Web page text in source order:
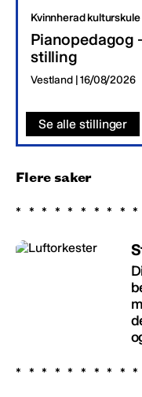
Kvinnherad kulturskule
Pianopedagog
stilling
Vestland | 16/08/2026
Se alle stillinger
Flere saker